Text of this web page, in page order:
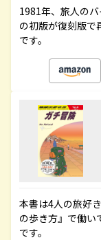
1981年、旅人の
の初版が復刻版
です。
本書は4人の旅好
の歩き方』で働い
です。